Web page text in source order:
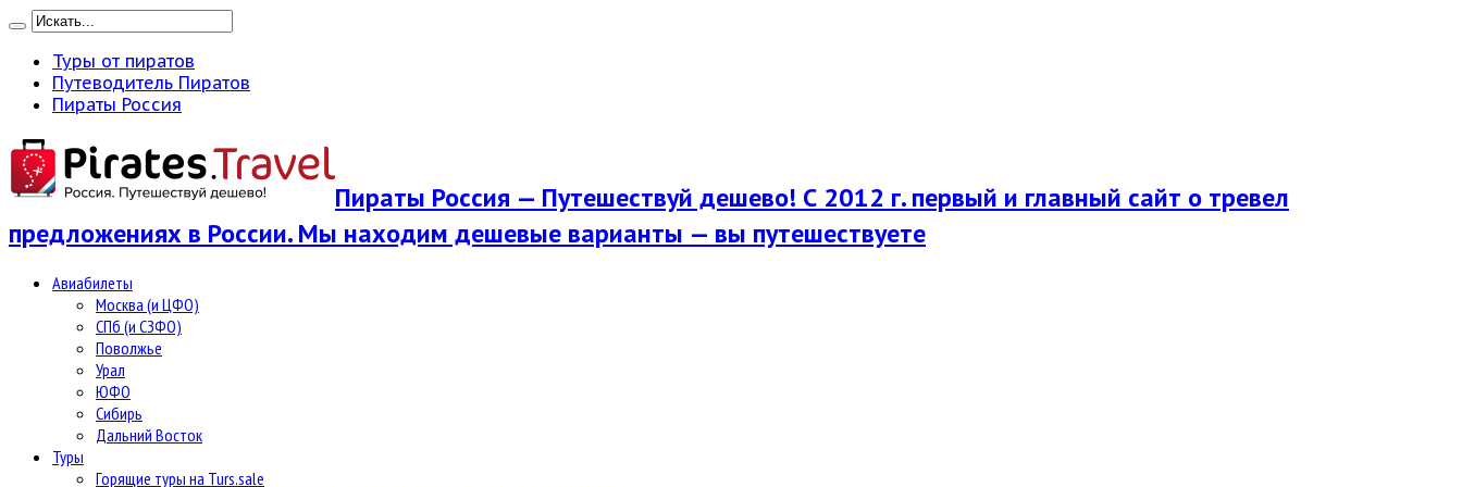
Туры от пиратов
Путеводитель Пиратов
Пираты Россия
Пираты Россия — Путешествуй дешево! С 2012 г. первый и главный сайт о тревел
предложениях в России. Мы находим дешевые варианты — вы путешествуете
Авиабилеты
Москва (и ЦФО)
СПб (и СЗФО)
Поволжье
Урал
ЮФО
Сибирь
Дальний Восток
Туры
Горящие туры на Turs.sale